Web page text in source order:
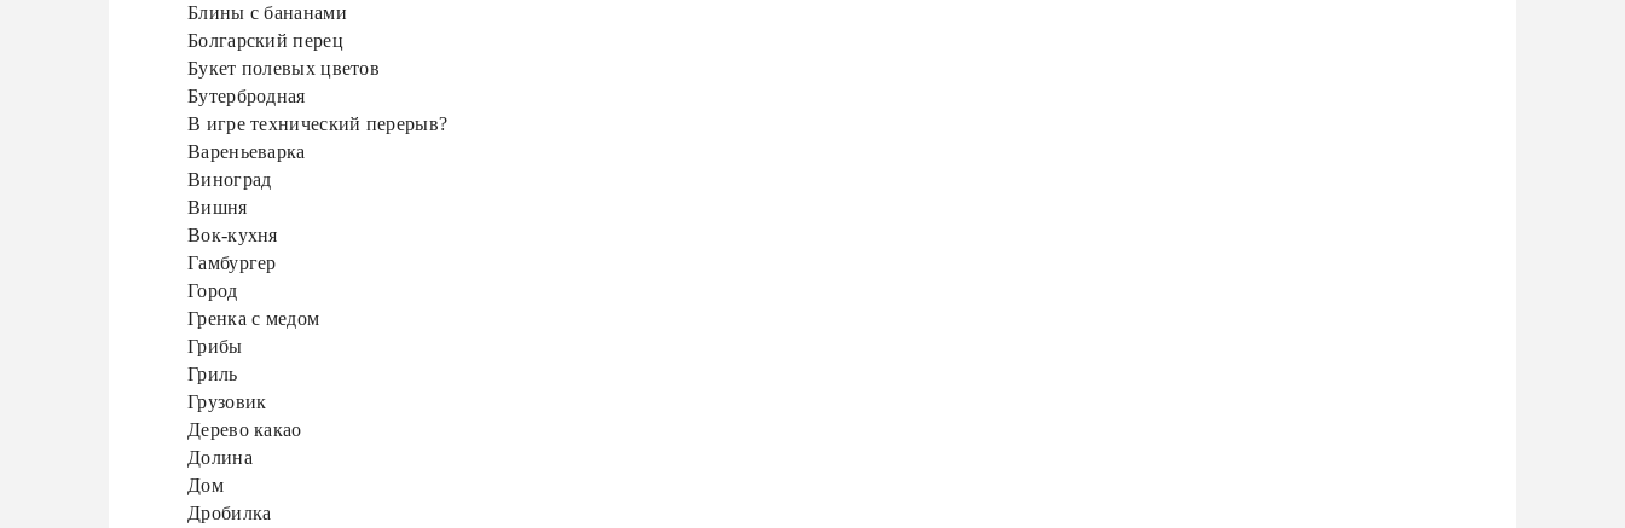
Блины с бананами
Болгарский перец
Букет полевых цветов
Бутербродная
В игре технический перерыв?
Вареньеварка
Виноград
Вишня
Вок-кухня
Гамбургер
Город
Гренка с медом
Грибы
Гриль
Грузовик
Дерево какао
Долина
Дом
Дробилка